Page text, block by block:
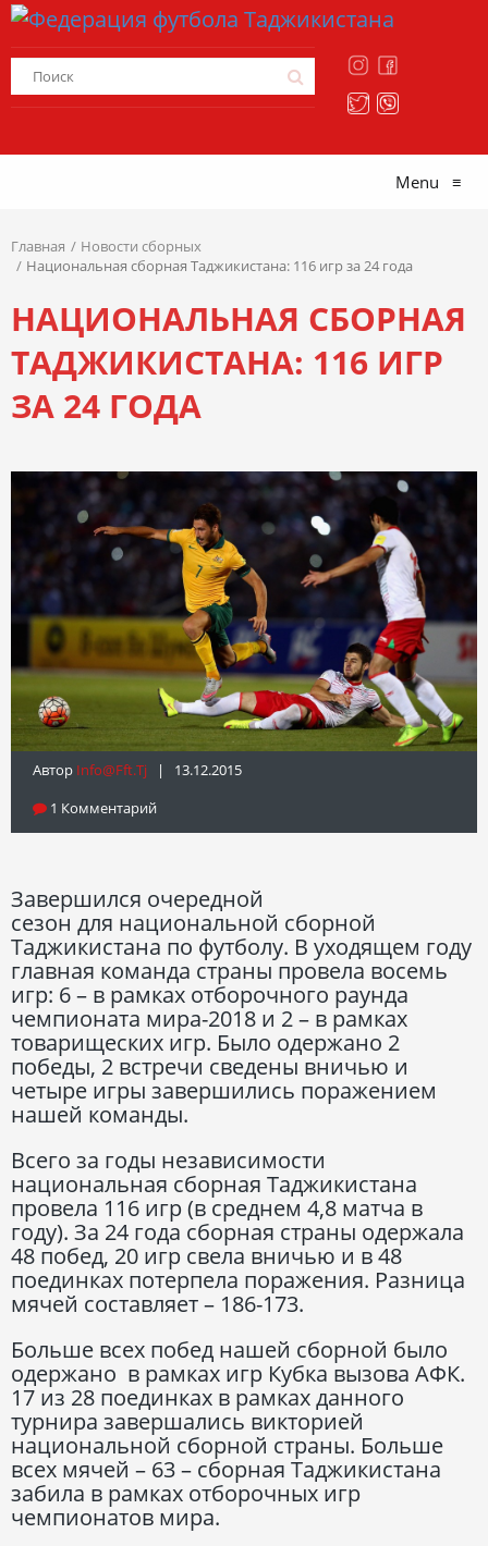
Menu ≡
Главная
Новости сборных
Национальная сборная Таджикистана: 116 игр за 24 года
НАЦИОНАЛЬНАЯ СБОРНАЯ
ТАДЖИКИСТАНА: 116 ИГР
ЗА 24 ГОДА
Автор Info@fft.tj | 13.12.2015
1 Комментарий
Завершился очередной
сезон для национальной сборной
Таджикистана по футболу. В уходящем году
главная команда страны провела восемь
игр: 6 – в рамках отборочного раунда
чемпионата мира-2018 и 2 – в рамках
товарищеских игр. Было одержано 2
победы, 2 встречи сведены вничью и
четыре игры завершились поражением
нашей команды.
Всего за годы независимости
национальная сборная Таджикистана
провела 116 игр (в среднем 4,8 матча в
году). За 24 года сборная страны одержала
48 побед, 20 игр свела вничью и в 48
поединках потерпела поражения. Разница
мячей составляет – 186-173.
Больше всех побед нашей сборной было
одержано в рамках игр Кубка вызова АФК.
17 из 28 поединках в рамках данного
турнира завершались викторией
национальной сборной страны. Больше
всех мячей – 63 – сборная Таджикистана
забила в рамках отборочных игр
чемпионатов мира.